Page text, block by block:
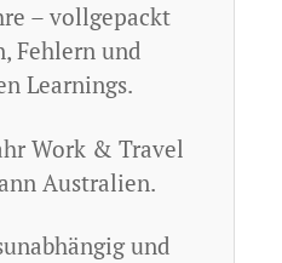
– vollgepackt
Fehlern und
Learnings.
Work & Travel
Australien.
und